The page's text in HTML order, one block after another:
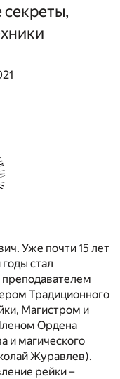
секреты,
Уже почти 15 лет
стал
Традиционного
Магистром и
Ордена
и магического
Журавлев).
рейки –